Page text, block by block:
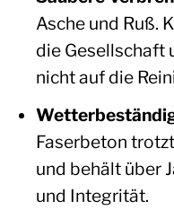
Asche und Ruß.
die Gesellschaft
nicht auf die
Faserbeton
und behält über
und Integrität.